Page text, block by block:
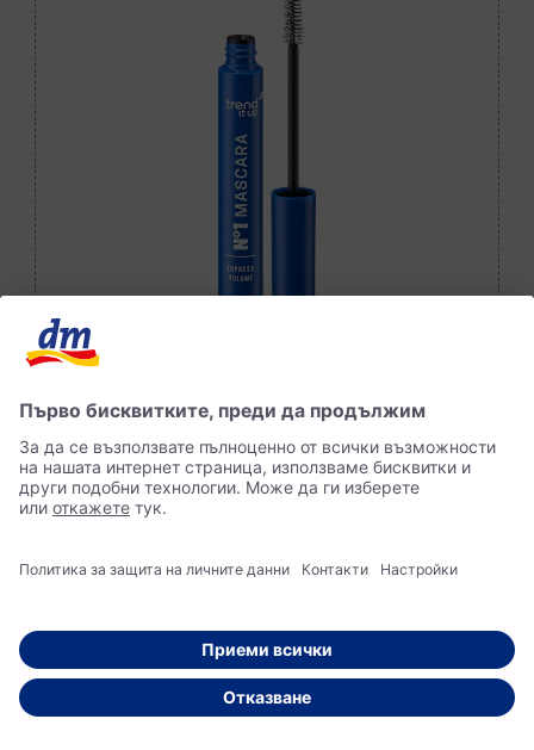
Colour Pop акцент в синьо
trend !t up Спирала №1 Express Volumen -
Син № 30, 12 ml | dm България
Купете сега в онлайн магазина на dm